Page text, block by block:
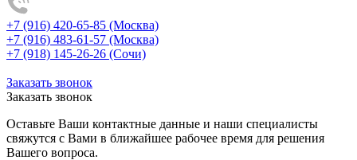
+7 (916) 420-65-85 (Москва)
+7 (916) 483-61-57 (Москва)
+7 (918) 145-26-26 (Сочи)
Заказать звонок
Заказать звонок
Оставьте Ваши контактные данные и наши специалисты
свяжутся с Вами в ближайшее рабочее время для решения
Вашего вопроса.